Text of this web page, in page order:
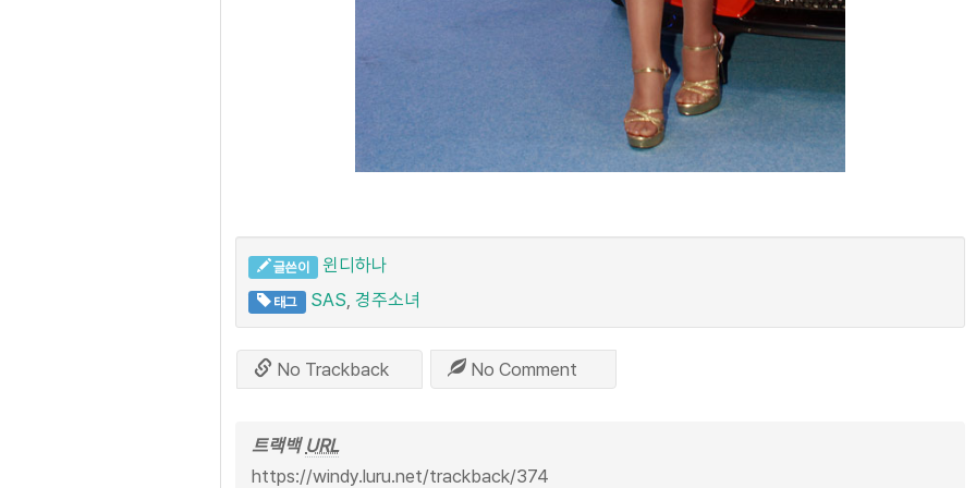
글쓴이 윈디하나
태그 SAS, 경주소녀
No Trackback No Comment
트랙백 URL
https://windy.luru.net/trackback/374